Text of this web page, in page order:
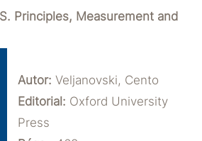
Principles, Measurement and
Autor:Veljanovski, Cento
Editorial: Oxford University
Press